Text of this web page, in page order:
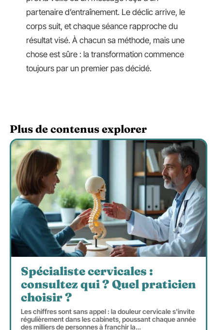
partenaire d’entraînement. Le déclic arrive, le
corps suit, et chaque séance rapproche du
résultat visé. À chacun sa méthode, mais une
chose est sûre : la transformation commence
toujours par un premier pas décidé.
Plus de contenus explorer
Spécialiste cervicales :
consultez qui ? Quel praticien
choisir ?
Les chiffres sont sans appel : la douleur cervicale s'invite
régulièrement dans les cabinets, poussant chaque année
des milliers de personnes à franchir la…